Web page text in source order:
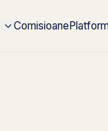
Comisioane